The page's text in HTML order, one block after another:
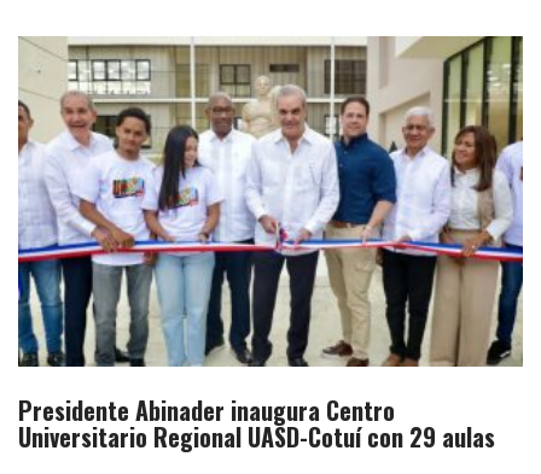
Presidente Abinader inaugura Centro
Universitario Regional UASD-Cotuí con 29 aulas